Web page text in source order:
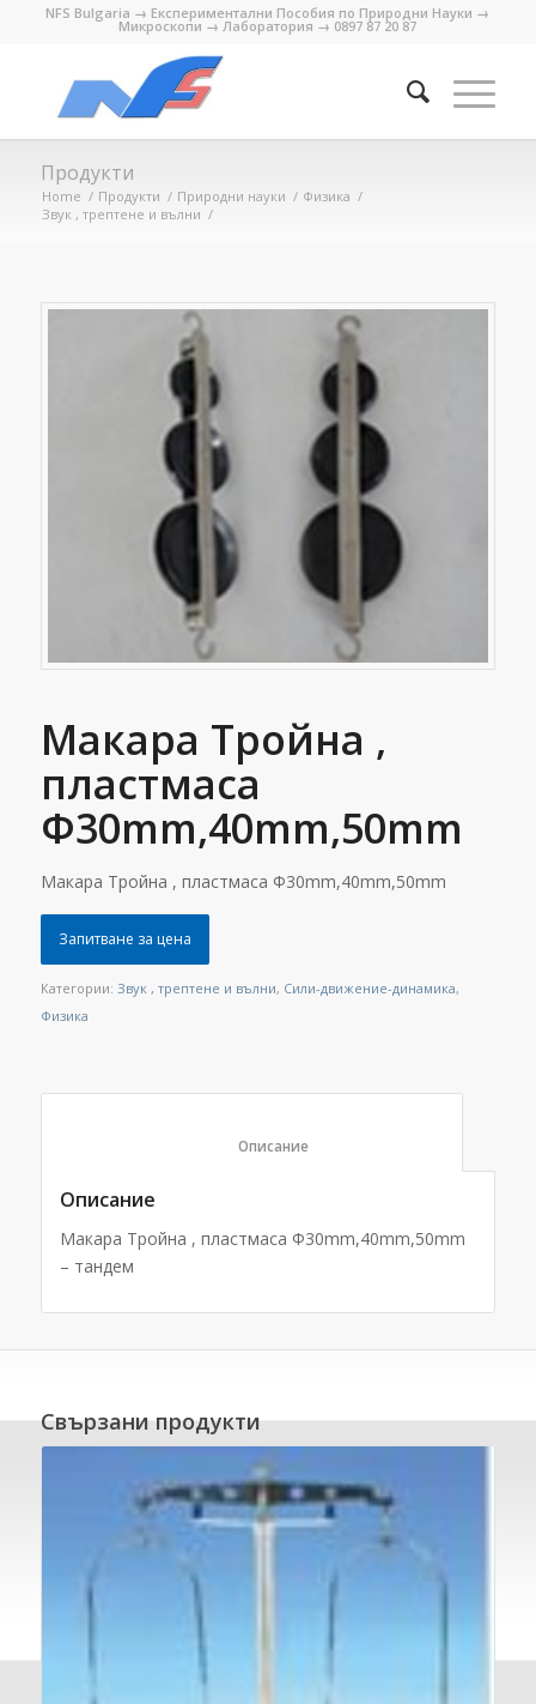
NFS Bulgaria → Експериментални Пособия по Природни Науки →
Микроскопи → Лаборатория → 0897 87 20 87
Продукти
Home / Продукти / Природни науки / Физика /
Звук , трептене и вълни /
Макара Тройна ,
пластмаса
Φ30mm,40mm,50mm
Макара Тройна , пластмаса Φ30mm,40mm,50mm
Запитване за цена
Категории: Звук , трептене и вълни, Сили-движение-динамика,
Физика
						Описание
Описание
Макара Тройна , пластмаса Φ30mm,40mm,50mm
– тандем
Свързани продукти